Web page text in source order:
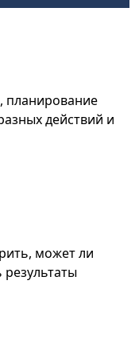
планирование
действий и
может ли